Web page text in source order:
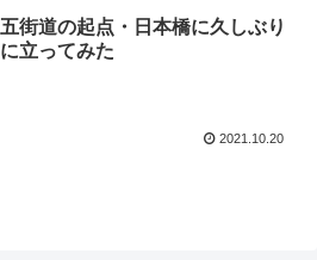
五街道の起点・日本橋に久しぶり
に立ってみた
2021.10.20